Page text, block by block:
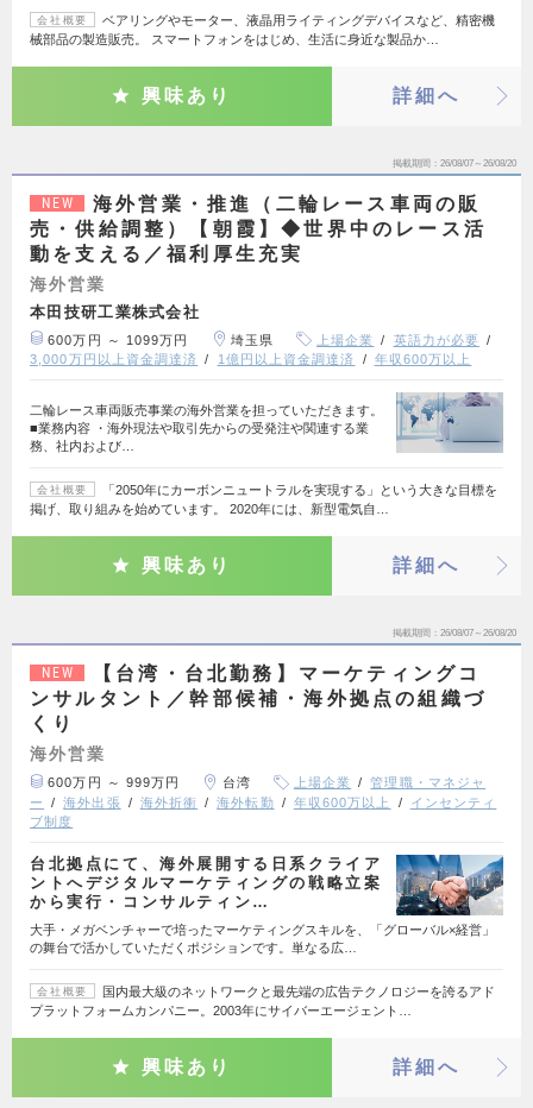
会社概要
ベアリングやモーター、液晶用ライティングデバイスなど、精密機
械部品の製造販売。 スマートフォンをはじめ、生活に身近な製品か…
興味あり 詳細へ
掲載期間 26/08/07～26/08/20
NEW
海外営業・推進（二輪レース車両の販
売・供給調整）【朝霞】◆世界中のレース活
動を支える／福利厚生充実
海外営業
本田技研工業株式会社
600万円 ～ 1099万円 埼玉県 上場企業
英語力が必要
3,000万円以上資金調達済
1億円以上資金調達済 年収600万以上
二輪レース車両販売事業の海外営業を担っていただきます。
■業務内容 ・海外現法や取引先からの受発注や関連する業
務、社内および…
会社概要
「2050年にカーボンニュートラルを実現する」という大きな目標を
掲げ、取り組みを始めています。 2020年には、新型電気自…
興味あり 詳細へ
掲載期間 26/08/07～26/08/20
NEW
【台湾・台北勤務】マーケティングコ
ンサルタント／幹部候補・海外拠点の組織づ
くり
海外営業
600万円 ～ 999万円 台湾 上場企業
管理職・マネジャ
ー
海外出張 海外折衝 海外転勤 年収600万以上
インセンティ
ブ制度
台北拠点にて、海外展開する日系クライア
ントへデジタルマーケティングの戦略立案
から実行・コンサルティン…
大手・メガベンチャーで培ったマーケティングスキルを、「グローバル×経営」
の舞台で活かしていただくポジションです。単なる広…
会社概要
国内最大級のネットワークと最先端の広告テクノロジーを誇るアド
プラットフォームカンパニー。2003年にサイバーエージェント…
興味あり 詳細へ